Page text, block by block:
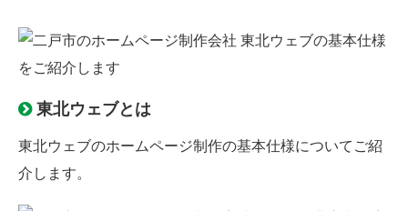
東北ウェブとは
東北ウェブのホームページ制作の基本仕様についてご紹
介します。